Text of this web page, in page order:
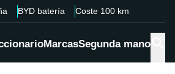
BYD batería Coste 100 km
MarcasSegunda mano